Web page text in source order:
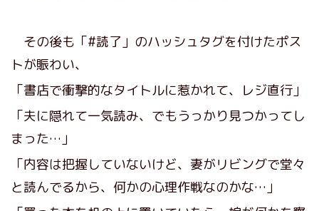
その後も「#読了」のハッシュタグを付けたポス
トが賑わい、
「書店で衝撃的なタイトルに惹かれて、レジ直行」
「夫に隠れて一気読み、でもうっかり見つかってし
まった…」
「内容は把握していないけど、妻がリビングで堂々
と読んでるから、何かの心理作戦なのかな…」